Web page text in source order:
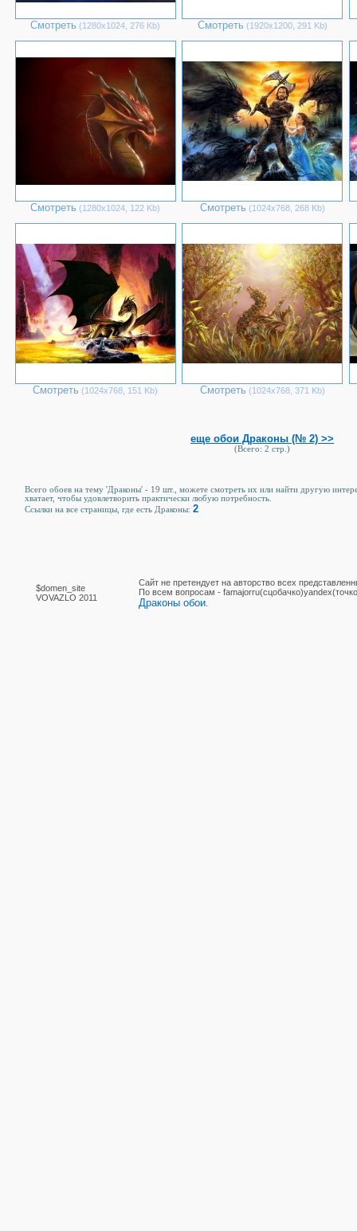
Смотреть (1280х1024, 276 Kb) Смотреть (1920х1200, 291 Kb)
Смотреть (1280х1024, 122 Kb) Смотреть (1024х768, 268 Kb)
Смотреть (1024х768, 151 Kb) Смотреть (1024х768, 371 Kb)
еще обои Драконы (№ 2) >>
(Всего: 2 стр.)
Всего обоев на тему 'Драконы' - 19 шт., можете смотреть их или найти другую
хватает, чтобы удовлетворить практически любую потребность.
Ссылки на все страницы, где есть Драконы: 2
$domen_site
VOVAZLO 2011
Сайт не претендует на авторство всех
По вcем вопросам -
Драконы обои